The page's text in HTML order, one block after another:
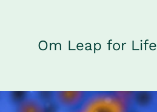
Om Leap for Life